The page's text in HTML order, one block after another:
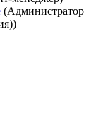
(Администратор